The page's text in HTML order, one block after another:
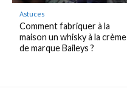
Astuces
Comment fabriquer à la
maison un whisky à la crème
de marque Baileys ?